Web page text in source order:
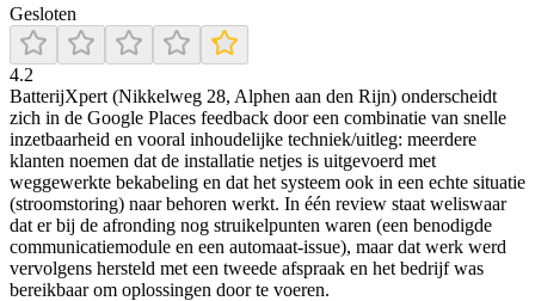
Gesloten
4.2
BatterijXpert (Nikkelweg 28, Alphen aan den Rijn) onderscheidt
zich in de Google Places feedback door een combinatie van snelle
inzetbaarheid en vooral inhoudelijke techniek/uitleg: meerdere
klanten noemen dat de installatie netjes is uitgevoerd met
weggewerkte bekabeling en dat het systeem ook in een echte situatie
(stroomstoring) naar behoren werkt. In één review staat weliswaar
dat er bij de afronding nog struikelpunten waren (een benodigde
communicatiemodule en een automaat-issue), maar dat werk werd
vervolgens hersteld met een tweede afspraak en het bedrijf was
bereikbaar om oplossingen door te voeren.